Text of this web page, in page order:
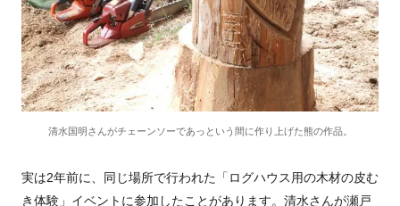
清水国明さんがチェーンソーであっという間に作り上げた熊の作品。
実は2年前に、同じ場所で行われた「ログハウス用の木材の皮む
き体験」イベントに参加したことがあります。清水さんが瀬戸